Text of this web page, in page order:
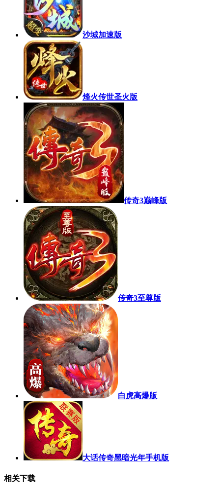
沙城加速版
烽火传世圣火版
传奇3巅峰版
传奇3至尊版
白虎高爆版
大话传奇黑暗光年手机版
相关下载